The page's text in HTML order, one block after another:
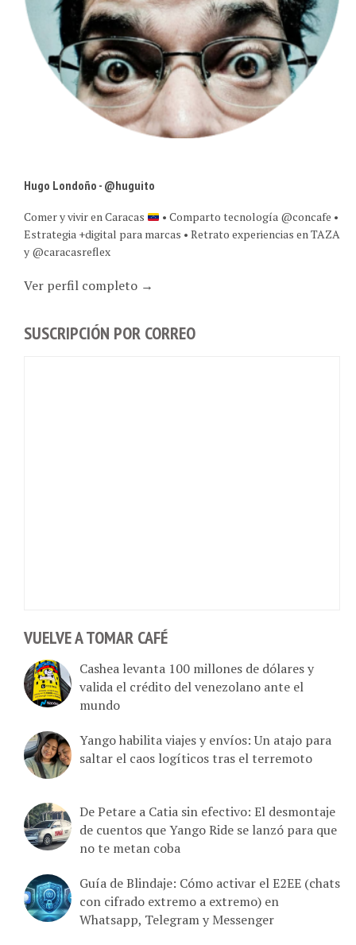
Hugo Londoño - @huguito
Comer y vivir en Caracas
• Comparto tecnología @concafe •
Estrategia +digital para marcas • Retrato experiencias en TAZA
y @caracasreflex
Ver perfil completo →
SUSCRIPCIÓN POR CORREO
VUELVE A TOMAR CAFÉ
Cashea levanta 100 millones de dólares y
valida el crédito del venezolano ante el
mundo
Yango habilita viajes y envíos: Un atajo para
saltar el caos logíticos tras el terremoto
De Petare a Catia sin efectivo: El desmontaje
de cuentos que Yango Ride se lanzó para que
no te metan coba
Guía de Blindaje: Cómo activar el E2EE (chats
con cifrado extremo a extremo) en
Whatsapp, Telegram y Messenger